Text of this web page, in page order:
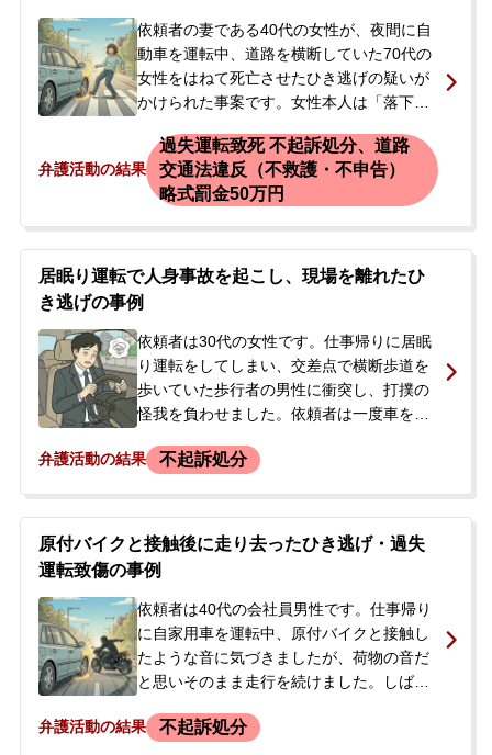
するため、当事務所にご相談されました。
ご相談の時点では、当事者は起訴後に勾留
されている状況でした。
依頼者の妻である40代の女性が、夜間に自
動車を運転中、道路を横断していた70代の
女性をはねて死亡させたひき逃げの疑いが
かけられた事案です。女性本人は「落下物
り、人をはねたという明確な認識はありま
せんでした。事故から数日後、警察官が自
宅を訪れ、現場付近の防犯カメラ映像から
車両が特定されたとして、女性は警察署で
任意聴取を受けることになりました。警察
からは、被害者が死亡していることや逮捕
の可能性もあると告げられ、今後の対応に
られました。
弁護活動の結果
過失運転致死 不起訴処分、道路
交通法違反（不救護・不申告）
略式罰金50万円
居眠り運転で人身事故を起こし、現場を離れたひ
き逃げの事例
依頼者は30代の女性です。仕事帰りに居眠
り運転をしてしまい、交差点で横断歩道を
歩いていた歩行者の男性に衝突し、打撲の
怪我を負わせました。依頼者は一度車を降
報することなくその場を立ち去ってしまい
されました。警察の取調べでは、依頼者の
説明に対して否定的な態度を取られ、「逮
捕だよ」と告げられるなど、厳しい追及を
受けました。シングルマザーである依頼者
は、子どもたちの生活のためにも逮捕され
ることだけは避けたいと強く願い、次の取
調べを前に当事務所へ相談に来られまし
弁護活動の結果 不起訴処分
原付バイクと接触後に走り去ったひき逃げ・過失
運転致傷の事例
依頼者は40代の会社員男性です。仕事帰り
に自家用車を運転中、原付バイクと接触し
たような音に気づきましたが、荷物の音だ
と思いそのまま走行を続けました。しばら
追ってきた原付バイクの運転手から接触を
弁護活動の結果 不起訴処分